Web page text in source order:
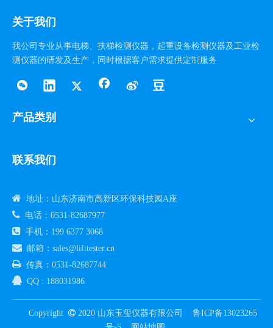
关于我们
我公司专业从事电梯、扶梯检测仪器，起重设备检测仪器及工业检
测仪器的研发及生产，同时根据客户需求提供定制服务
产品类别
联系我们
 地址：山东济南市高新区环保科技园A座
 电话：0531-82687977
 手机：199 6377 3068
 邮箱：sales@lifttester.cn
 传真：0531-82687744
 QQ : 188031986
Copyright  2020 山东玉玺仪器有限公司
鲁ICP备13023265